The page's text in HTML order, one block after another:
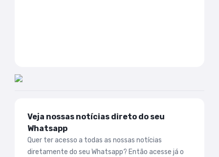
Veja nossas notícias direto do seu
Whatsapp
Quer ter acesso a todas as nossas notícias
diretamente do seu Whatsapp? Então acesse já o